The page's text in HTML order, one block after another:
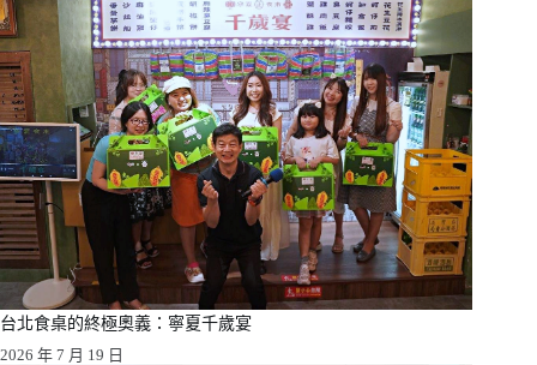
台北食桌的終極奧義：寧夏千歲宴
2026 年 7 月 19 日